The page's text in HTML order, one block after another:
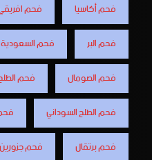
فحم أكاسيا
فحم
فحم البر
فحم السعودية
فحم الصومال
فحم
فحم الطلح السوداني
فحم برتقال
فحم جزورين